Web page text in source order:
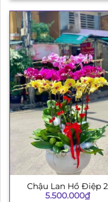
Chậu Lan Hồ Điệp 2
5.500.000₫